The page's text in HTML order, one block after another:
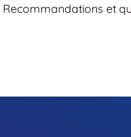
Recommandations et